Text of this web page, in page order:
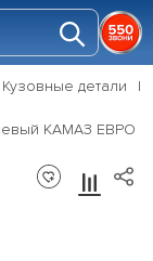
Кузовные детали
КАМАЗ ЕВРО